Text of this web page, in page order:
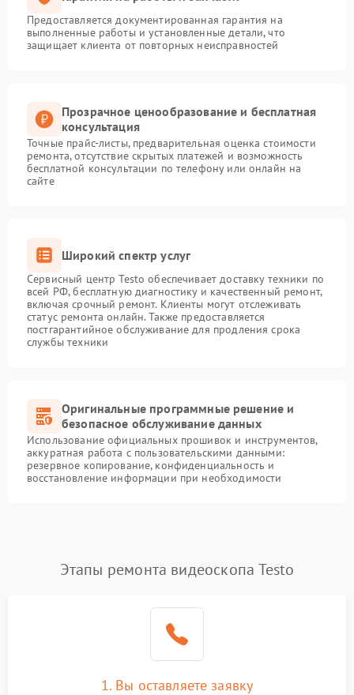
Предоставляется документированная гарантия на
выполненные работы и установленные детали, что
защищает клиента от повторных неисправностей
Прозрачное ценообразование и бесплатная
консультация
Точные прайс-листы, предварительная оценка стоимости
ремонта, отсутствие скрытых платежей и возможность
бесплатной консультации по телефону или онлайн на
сайте
Широкий спектр услуг
Сервисный центр Testo обеспечивает доставку техники по
всей РФ, бесплатную диагностику и качественный ремонт,
включая срочный ремонт. Клиенты могут отслеживать
статус ремонта онлайн. Также предоставляется
постгарантийное обслуживание для продления срока
службы техники
Оригинальные программные решение и
безопасное обслуживание данных
Использование официальных прошивок и инструментов,
аккуратная работа с пользовательскими данными:
резервное копирование, конфиденциальность и
восстановление информации при необходимости
Этапы ремонта видеоскопа Testo
1. Вы оставляете заявку